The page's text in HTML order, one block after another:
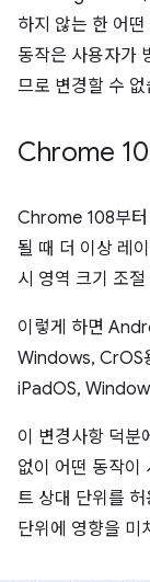
하지 않는 한 어
동작은 사용자가
므로 변경할 수 없
Chrome
Chrome 108부
될 때 더 이상 레
시 영역 크기 조
이렇게 하면
Windows, CrOS
iPadOS,
이 변경사항 덕분
없이 어떤 동작이
트 상대 단위를
단위에 영향을 미